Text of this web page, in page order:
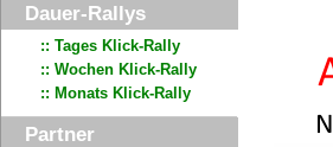
Dauer-Rallys
:: Tages Klick-Rally
:: Wochen Klick-Rally
:: Monats Klick-Rally
Partner